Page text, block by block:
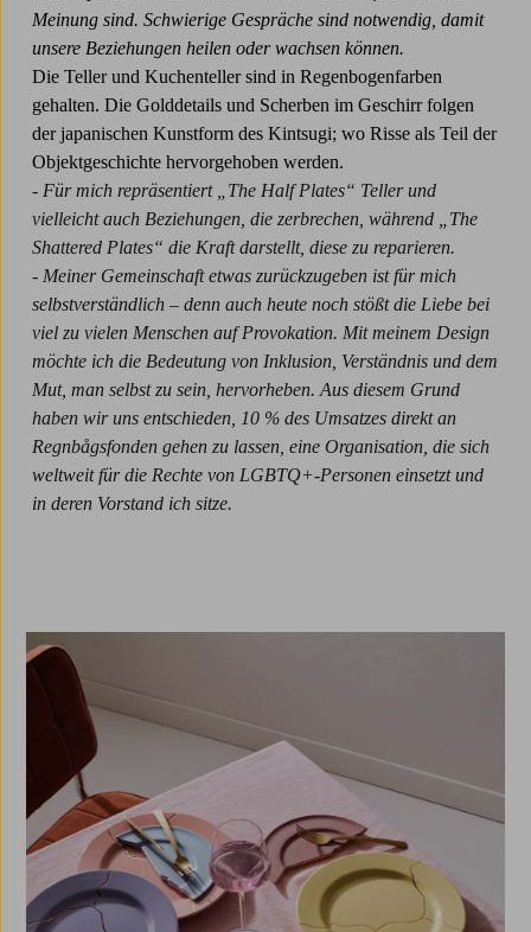
Meinung sind. Schwierige Gespräche sind notwendig, damit
unsere Beziehungen heilen oder wachsen können.
Die Teller und Kuchenteller sind in Regenbogenfarben
gehalten. Die Golddetails und Scherben im Geschirr folgen
der japanischen Kunstform des Kintsugi; wo Risse als Teil der
Objektgeschichte hervorgehoben werden.
- Für mich repräsentiert „The Half Plates“ Teller und
vielleicht auch Beziehungen, die zerbrechen, während „The
Shattered Plates“ die Kraft darstellt, diese zu reparieren.
- Meiner Gemeinschaft etwas zurückzugeben ist für mich
selbstverständlich – denn auch heute noch stößt die Liebe bei
viel zu vielen Menschen auf Provokation. Mit meinem Design
möchte ich die Bedeutung von Inklusion, Verständnis und dem
Mut, man selbst zu sein, hervorheben. Aus diesem Grund
haben wir uns entschieden, 10 % des Umsatzes direkt an
Regnbågsfonden gehen zu lassen, eine Organisation, die sich
weltweit für die Rechte von LGBTQ+-Personen einsetzt und
in deren Vorstand ich sitze.